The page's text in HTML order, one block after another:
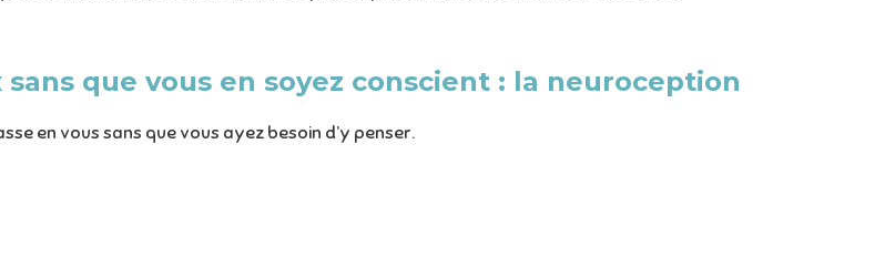
que vous en soyez conscient : la neuroception
en vous sans que vous ayez besoin d’y penser.